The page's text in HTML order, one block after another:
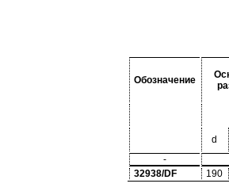
Обозначение
d
-
32938/DF
190